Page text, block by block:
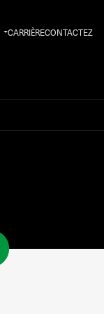
CARRIÈRECONTACTEZ